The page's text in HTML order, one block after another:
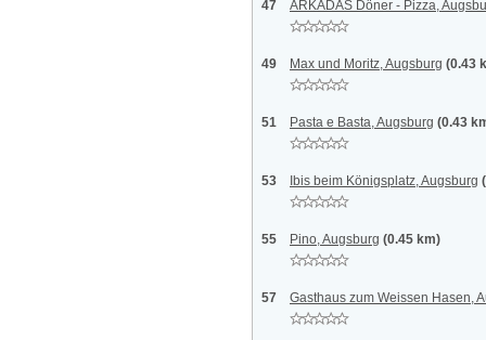
47 ARKADAS Döner - Pizza,
49 Max und Moritz, Augsburg (0.43
51 Pasta e Basta, Augsburg (0.43
53 Ibis beim Königsplatz, Augsburg
55 Pino, Augsburg (0.45 km)
57 Gasthaus zum Weissen Hasen,